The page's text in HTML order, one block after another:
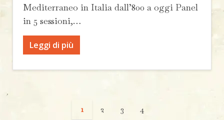
Mediterraneo in Italia dall’800 a oggi Panel
in 5 sessioni,…
Leggi di più
1 2 3 4